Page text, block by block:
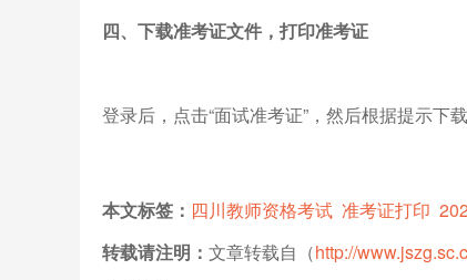
四、下载准考证文件，打印准考证
登录后，点击“面试准考证”，然后根据提示下
本文标签： 四川教师资格考试 准考证打印
转载请注明： 文章转载自（http://